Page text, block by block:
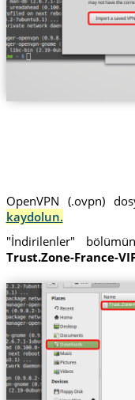
OpenVPN (.ovpn)
kaydolun.
"İndirilenler"
Trust.Zone-France-
Trust.Zone-